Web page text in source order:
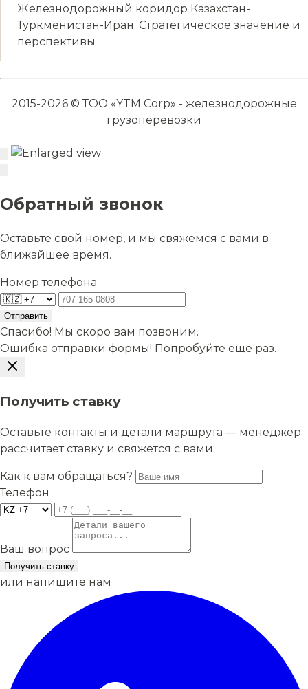
Железнодорожный коридор Казахстан-
Туркменистан-Иран: Стратегическое значение и
перспективы
2015-2026 © ТОО «YTM Corp» - железнодорожные
грузоперевозки
Обратный звонок
Оставьте свой номер, и мы свяжемся с вами в
ближайшее время.
Номер телефона
Отправить
Спасибо! Мы скоро вам позвоним.
Ошибка отправки формы! Попробуйте еще раз.
Получить ставку
Оставьте контакты и детали маршрута — менеджер
рассчитает ставку и свяжется с вами.
Как к вам обращаться?
Телефон
Ваш вопрос
Получить ставку
или напишите нам